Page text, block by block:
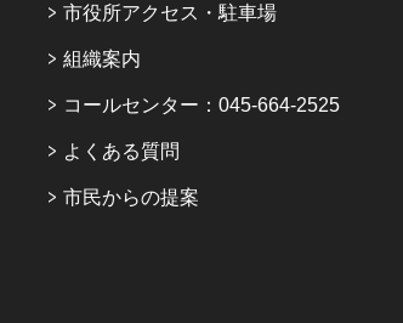
市役所アクセス・駐車場
組織案内
コールセンター：045-664-2525
よくある質問
市民からの提案